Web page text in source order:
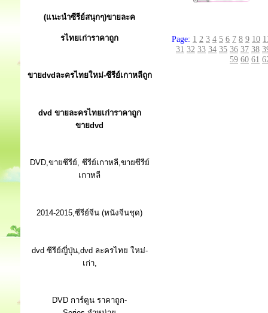
(แนะนำซีรีย์สนุกๆ)ขายละค
รไทยเก่าราคาถูก
ขายdvdละครไทยใหม่-ซีรีย์เกาหลีถูก
dvd ขายละครไทยเก่าราคาถูก
ขายdvd
DVD,ขายซีรีย์, ซีรีย์เกาหลี,ขายซีรีย์
เกาหลี
2014-2015,ซีรีย์จีน (หนังจีนชุด)
dvd ซีรีย์ญี่ปุ่น,dvd ละครไทย ใหม่-
เก่า,
DVD การ์ตูน ราคาถูก-
Page: 1 2 3 4 5 6 7 8 9 10
31 32 33 34 35 36 37 38
59 60 61